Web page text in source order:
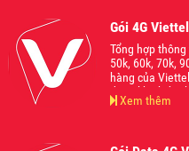
Gói 4G
Tổng hợp
50k, 60k, 70k,
hàng của
dụng khi thấy
Xem thêm